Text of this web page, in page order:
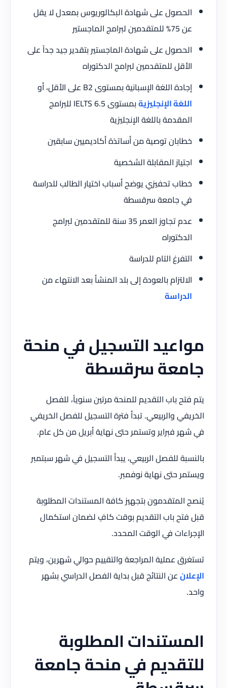
الحصول على شهادة البكالوريوس بمعدل لا يقل
عن 75% للمتقدمين لبرامج الماجستير
الحصول على شهادة الماجستير بتقدير جيد جداً على
الأقل للمتقدمين لبرامج الدكتوراه
إجادة اللغة الإسبانية بمستوى B2 على الأقل، أو
اللغة الإنجليزية
بمستوى IELTS 6.5 للبرامج
المقدمة باللغة الإنجليزية
خطابان توصية من أساتذة أكاديميين سابقين
اجتياز المقابلة الشخصية
خطاب تحفيزي يوضح أسباب اختيار الطالب للدراسة
في جامعة سرقسطة
عدم تجاوز العمر 35 سنة للمتقدمين لبرامج
الدكتوراه
التفرغ التام للدراسة
الالتزام بالعودة إلى بلد المنشأ بعد الانتهاء من
الدراسة
مواعيد التسجيل في منحة
جامعة سرقسطة
يتم فتح باب التقديم للمنحة مرتين سنوياً، للفصل
الخريفي والربيعي. تبدأ فترة التسجيل للفصل الخريفي
في شهر فبراير وتستمر حتى نهاية أبريل من كل عام.
بالنسبة للفصل الربيعي، يبدأ التسجيل في شهر سبتمبر
ويستمر حتى نهاية نوفمبر.
يُنصح المتقدمون بتجهيز كافة المستندات المطلوبة
قبل فتح باب التقديم بوقت كافٍ لضمان استكمال
الإجراءات في الوقت المحدد.
تستغرق عملية المراجعة والتقييم حوالي شهرين، ويتم
الإعلانعن النتائج قبل بداية الفصل الدراسي بشهر
واحد.
المستندات المطلوبة
للتقديم في منحة جامعة